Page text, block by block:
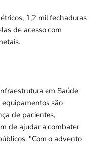
1,2 mil fechaduras
de acesso com
em Saúde
equipamentos são
de pacientes,
de ajudar a combater
"Com o advento